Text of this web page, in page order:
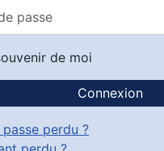
de moi
Connexion
perdu ?